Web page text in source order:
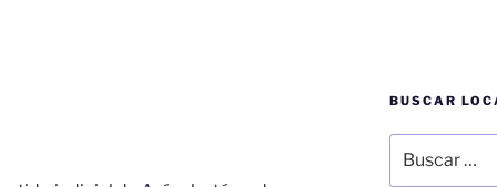
BUSCAR
por: